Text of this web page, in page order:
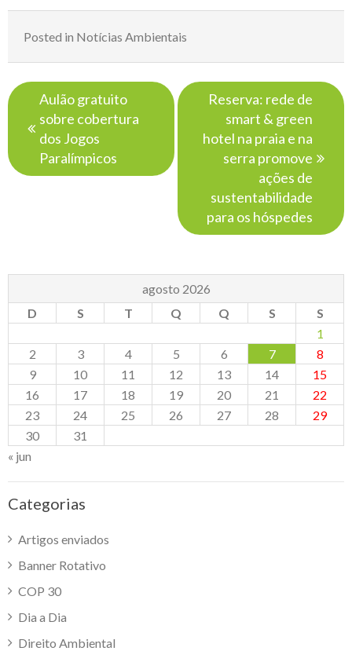
Posted in Notícias Ambientais
Navegação
de
Post
Aulão gratuito
sobre cobertura
dos Jogos
Paralímpicos
Reserva: rede de
smart & green
hotel na praia e na
serra promove
ações de
sustentabilidade
para os hóspedes
agosto 2026
D
S T Q Q S
S
1
2
3 4 5 6 7
8
9
10 11 12 13 14
15
16
17 18 19 20 21
22
23
24 25 26 27 28
29
30
31
« jun
Categorias
Artigos enviados
Banner Rotativo
COP 30
Dia a Dia
Direito Ambiental